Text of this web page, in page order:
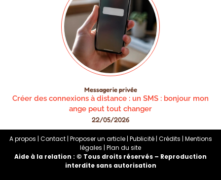
Messagerie privée
Créer des connexions à distance : un SMS : bonjour mon
ange peut tout changer
22/05/2026
A propos | Contact | Proposer un article | Publicité | Crédits | Mentions
légales | Plan du site
Aide à la relation : © Tous droits réservés – Reproduction
interdite sans autorisation